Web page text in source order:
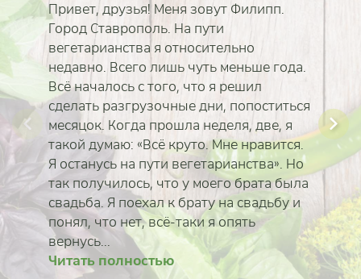
Привет, друзья! Меня зовут Филипп.
Город Ставрополь. На пути
вегетарианства я относительно
недавно. Всего лишь чуть меньше года.
Всё началось с того, что я решил
сделать разгрузочные дни, попоститься
месяцок. Когда прошла неделя, две, я
такой думаю: «Всё круто. Мне нравится.
Я останусь на пути вегетарианства». Но
так получилось, что у моего брата была
свадьба. Я поехал к брату на свадьбу и
понял, что нет, всё-таки я опять
вернусь...
Читать полностью
Читать полностью
Читать полностью
Читать полностью
Читать полностью
Читать полностью
Читать полностью
Читать полностью